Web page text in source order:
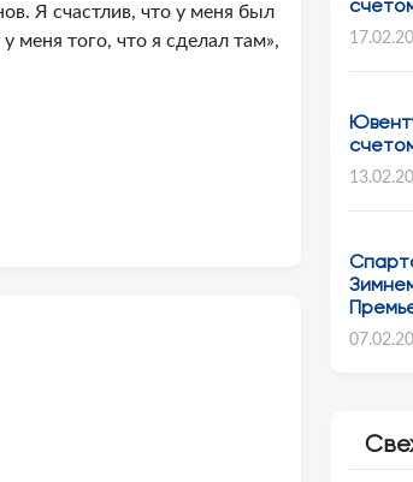
Я счастлив, что у меня был
меня того, что я сделал там»,